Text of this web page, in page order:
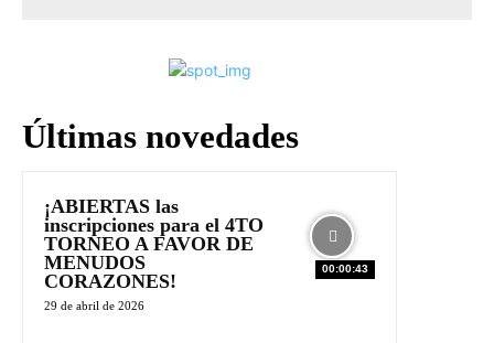
Últimas novedades
00:00:43
¡ABIERTAS las
inscripciones para el 4TO
TORNEO A FAVOR DE
MENUDOS
CORAZONES!
29 de abril de 2026